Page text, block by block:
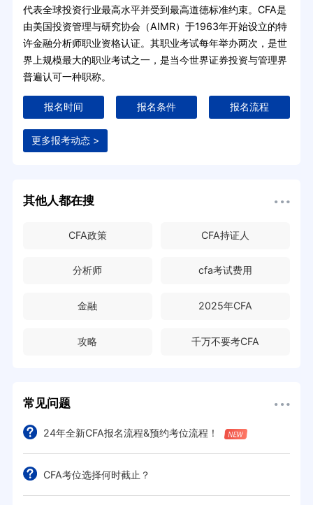
代表全球投资行业最高水平并受到最高道德标准约束。CFA是
由美国投资管理与研究协会（AIMR）于1963年开始设立的特
许金融分析师职业资格认证。其职业考试每年举办两次，是世
界上规模最大的职业考试之一，是当今世界证券投资与管理界
普遍认可一种职称。
报名时间 报名条件 报名流程
更多报考动态 >
其他人都在搜
CFA政策 CFA持证人
分析师 cfa考试费用
金融 2025年CFA
攻略 千万不要考CFA
常见问题
24年全新CFA报名流程&预约考位流程！
CFA考位选择何时截止？